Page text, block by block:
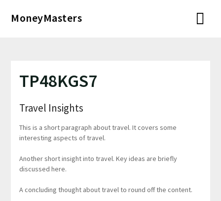
MoneyMasters
TP48KGS7
Travel Insights
This is a short paragraph about travel. It covers some
interesting aspects of travel.
Another short insight into travel. Key ideas are briefly
discussed here.
A concluding thought about travel to round off the content.